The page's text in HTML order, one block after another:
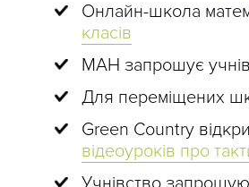
Онлайн-школа
класів
МАН запрошує
Для переміщених
Green Country
відеоуроків про